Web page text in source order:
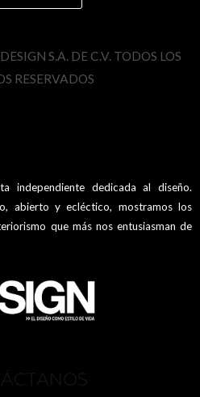
S.A. DE C.V. TODOS LOS
RESERVADOS
independiente dedicada al diseño.
abierto y ecléctico, mostramos los
que más nos entusiasman de